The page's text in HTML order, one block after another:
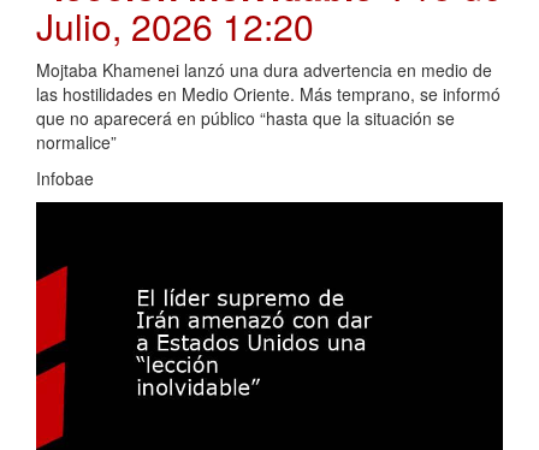
Julio, 2026 12:20
Mojtaba Khamenei lanzó una dura advertencia en medio de
las hostilidades en Medio Oriente. Más temprano, se informó
que no aparecerá en público “hasta que la situación se
normalice”
Infobae